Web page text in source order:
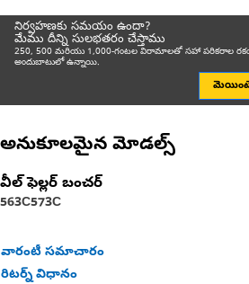
నిర్వహణకు సమయం ఉందా?
మేము దీన్ని సులభతరం చేస్తాము
250, 500 మరియు 1,000-గంటల విరామాలతో సహా పరికరాల రకం
అందుబాటులో ఉన్నాయి.
అనుకూలమైన మోడల్స్
వీల్ ఫెల్లర్ బంచర్
563C573C
వారంటీ సమాచారం
రిటర్న్ విధానం